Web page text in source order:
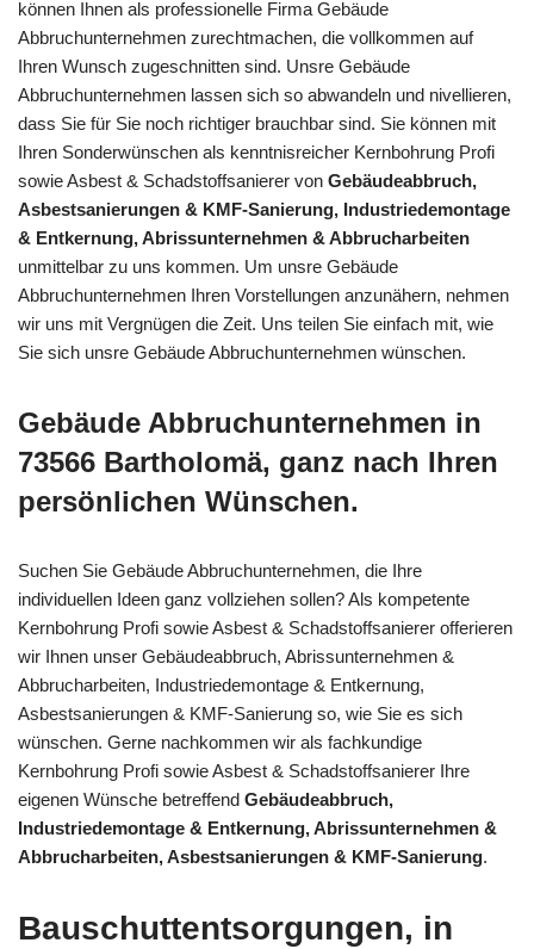
können Ihnen als professionelle Firma Gebäude
Abbruchunternehmen zurechtmachen, die vollkommen auf
Ihren Wunsch zugeschnitten sind. Unsre Gebäude
Abbruchunternehmen lassen sich so abwandeln und nivellieren,
dass Sie für Sie noch richtiger brauchbar sind. Sie können mit
Ihren Sonderwünschen als kenntnisreicher Kernbohrung Profi
sowie Asbest & Schadstoffsanierer von Gebäudeabbruch,
Asbestsanierungen & KMF-Sanierung, Industriedemontage
& Entkernung, Abrissunternehmen & Abbrucharbeiten
unmittelbar zu uns kommen. Um unsre Gebäude
Abbruchunternehmen Ihren Vorstellungen anzunähern, nehmen
wir uns mit Vergnügen die Zeit. Uns teilen Sie einfach mit, wie
Sie sich unsre Gebäude Abbruchunternehmen wünschen.
Gebäude Abbruchunternehmen in
73566 Bartholomä, ganz nach Ihren
persönlichen Wünschen.
Suchen Sie Gebäude Abbruchunternehmen, die Ihre
individuellen Ideen ganz vollziehen sollen? Als kompetente
Kernbohrung Profi sowie Asbest & Schadstoffsanierer offerieren
wir Ihnen unser Gebäudeabbruch, Abrissunternehmen &
Abbrucharbeiten, Industriedemontage & Entkernung,
Asbestsanierungen & KMF-Sanierung so, wie Sie es sich
wünschen. Gerne nachkommen wir als fachkundige
Kernbohrung Profi sowie Asbest & Schadstoffsanierer Ihre
eigenen Wünsche betreffend Gebäudeabbruch,
Industriedemontage & Entkernung, Abrissunternehmen &
Abbrucharbeiten, Asbestsanierungen & KMF-Sanierung.
Bauschuttentsorgungen, in